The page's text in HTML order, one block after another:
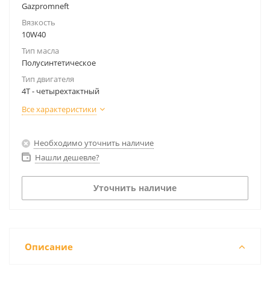
Gazpromneft
Вязкость
10W40
Тип масла
Полусинтетическое
Тип двигателя
4Т - четырехтактный
Все характеристики
Необходимо уточнить наличие
Нашли дешевле?
Уточнить наличие
Описание